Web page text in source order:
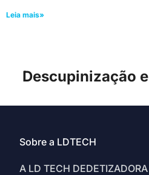
Leia mais»
Descupinização
Sobre a LDTECH
A LD TECH